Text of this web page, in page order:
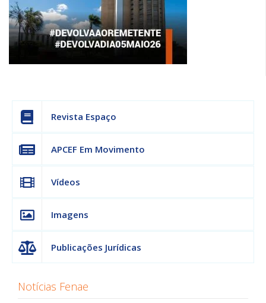
Revista Espaço
APCEF Em Movimento
Vídeos
Imagens
Publicações Jurídicas
Notícias Fenae